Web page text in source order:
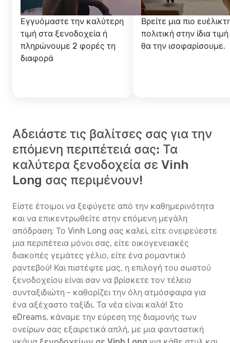
Εγγυόμαστε την καλύτερη
τιμή στα ξενοδοχεία ή
πληρώνουμε 2 φορές τη
διαφορά
Βρείτε μια πιο
πολιτική στην ίδια
θα την ισοφαρίσουμε.
Αδειάστε τις βαλίτσες σας για την
επόμενη περιπέτειά σας: Τα
καλύτερα ξενοδοχεία σε Vinh
Long σας περιμένουν!
Είστε έτοιμοι να ξεφύγετε από την καθημερινότητα
και να επικεντρωθείτε στην επόμενη μεγάλη
απόδραση; Το Vinh Long σας καλεί, είτε ονειρεύεστε
μια περιπέτεια μόνοι σας, είτε οικογενειακές
διακοπές γεμάτες γέλιο, είτε ένα ρομαντικό
ραντεβού! Και πιστέψτε μας, η επιλογή του σωστού
ξενοδοχείου είναι σαν να βρίσκετε τον τέλειο
συνταξιδιώτη - καθορίζει την όλη ατμόσφαιρα για
ένα αξέχαστο ταξίδι. Τα νέα είναι καλά! Στο
eDreams, κάναμε την εύρεση της διαμονής των
ονείρων σας εξαιρετικά απλή, με μια φανταστική